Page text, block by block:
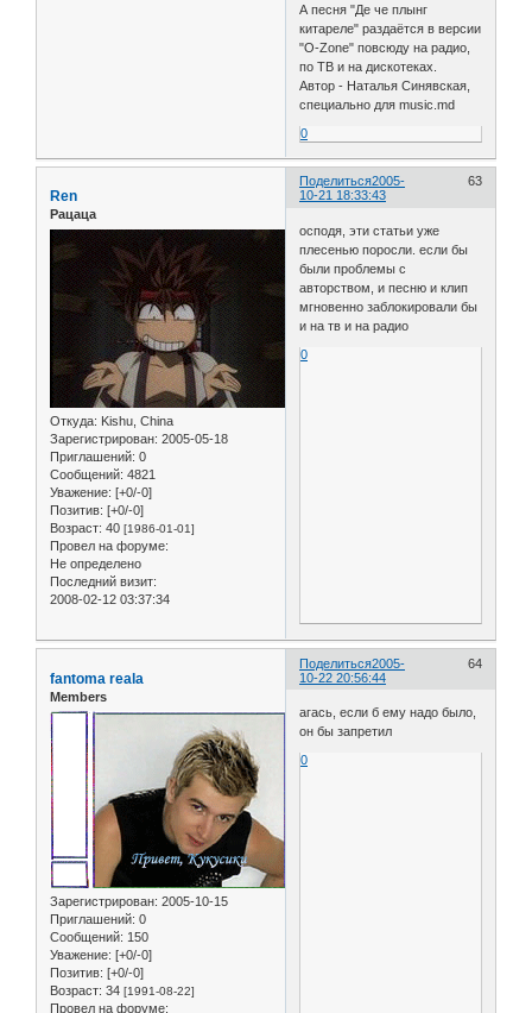
А песня "Де че плынг
китареле" раздаётся в версии
"O-Zone" повсюду на радио,
по ТВ и на дискотеках.
Автор - Наталья Синявская,
специально для music.md
0
Поделиться 63
2005-
10-21 18:33:43
Ren
Рацаца
Откуда: Kishu, China
Зарегистрирован: 2005-05-18
Приглашений: 0
Сообщений: 4821
Уважение: [+0/-0]
Позитив: [+0/-0]
Возраст: 40 [1986-01-01]
Провел на форуме:
Не определено
Последний визит:
2008-02-12 03:37:34
осподя, эти статьи уже
плесенью поросли. если бы
были проблемы с
авторством, и песню и клип
мгновенно заблокировали бы
и на тв и на радио
0
Поделиться 64
2005-
10-22 20:56:44
fantoma reala
Members
Зарегистрирован: 2005-10-15
Приглашений: 0
Сообщений: 150
Уважение: [+0/-0]
Позитив: [+0/-0]
Возраст: 34 [1991-08-22]
Провел на форуме:
агась, если б ему надо было,
он бы запретил
0